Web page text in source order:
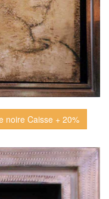
noire Caisse + 20%